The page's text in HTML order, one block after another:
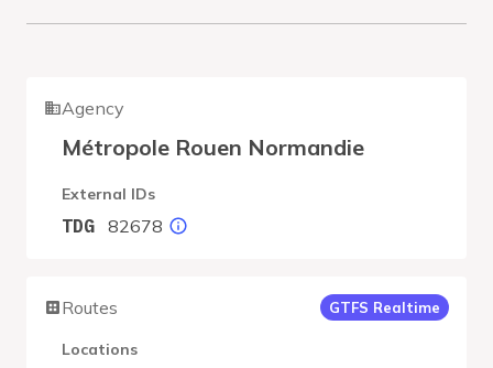
Agency
Métropole Rouen Normandie
External IDs
TDG 82678
Routes GTFS Realtime
Locations